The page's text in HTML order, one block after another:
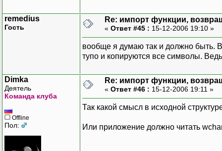
remedius
Гость
Re: импорт функции,
« Ответ #45 : 15-12-2006 19:10 »
вообще я думаю так и должно быть.
тупо и копируются все символы.
Dimka
Деятель
Команда клуба
Offline
Пол:
Re: импорт функции,
« Ответ #46 : 15-12-2006 19:11 »
Так какой смысл в исходной
Или приложение должно читать